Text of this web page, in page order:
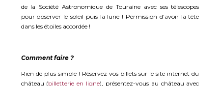
de la Société Astronomique de Touraine avec ses télescopes
pour observer le soleil puis la lune ! Permission d’avoir la tête
dans les étoiles accordée !
Comment faire ?
Rien de plus simple ! Réservez vos billets sur le site internet du
château (billetterie en ligne), présentez-vous au château avec